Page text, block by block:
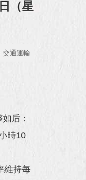
（星
交通運輸
后：
時10
維持每